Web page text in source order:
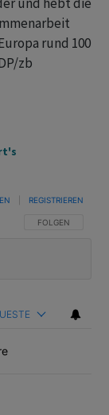
rund 100
zb
FOLGE DIESER
FOLGEN
REGISTRIEREN